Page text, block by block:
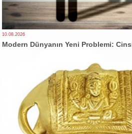
10.08.2026
Modern Dünyanın Yeni Problemi: